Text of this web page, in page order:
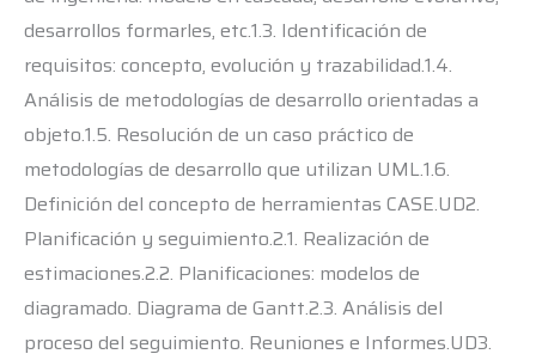
desarrollos formarles, etc.1.3. Identificación de
requisitos: concepto, evolución y trazabilidad.1.4.
Análisis de metodologías de desarrollo orientadas a
objeto.1.5. Resolución de un caso práctico de
metodologías de desarrollo que utilizan UML.1.6.
Definición del concepto de herramientas CASE.UD2.
Planificación y seguimiento.2.1. Realización de
estimaciones.2.2. Planificaciones: modelos de
diagramado. Diagrama de Gantt.2.3. Análisis del
proceso del seguimiento. Reuniones e Informes.UD3.